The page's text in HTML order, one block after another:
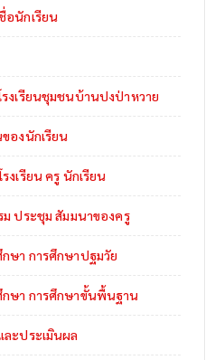
อนักเรียน
งเรียนชุมชนบ้านปงป่าหวาย
ของนักเรียน
งเรียน ครู นักเรียน
ม ประชุม สัมมนาของครู
ษา การศึกษาปฐมวัย
ษา การศึกษาขั้นพื้นฐาน
ละประเมินผล